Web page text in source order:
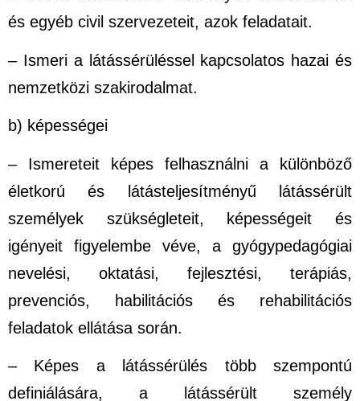
és egyéb civil szervezeteit, azok feladatait.
– Ismeri a látássérüléssel kapcsolatos hazai és
nemzetközi szakirodalmat.
b) képességei
– Ismereteit képes felhasználni a különböző
életkorú és látásteljesítményű látássérült
személyek szükségleteit, képességeit és
igényeit figyelembe véve, a gyógypedagógiai
nevelési, oktatási, fejlesztési, terápiás,
prevenciós, habilitációs és rehabilitációs
feladatok ellátása során.
– Képes a látássérülés több szempontú
definiálására, a látássérült személy